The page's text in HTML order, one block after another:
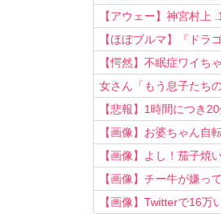
【アウェー】神宮村上
【ほぼブルマ】『ドラ
可愛すぎるwwwwwww
【愕然】不眠症ワイち
女さん「もう息子たち
い！」
【悲報】1時間につき
を重ねてしまう
【画像】お婆ちゃん自
【画像】よし！茄子焼
【画像】チー牛が嫌っ
【画像】Twitterで16